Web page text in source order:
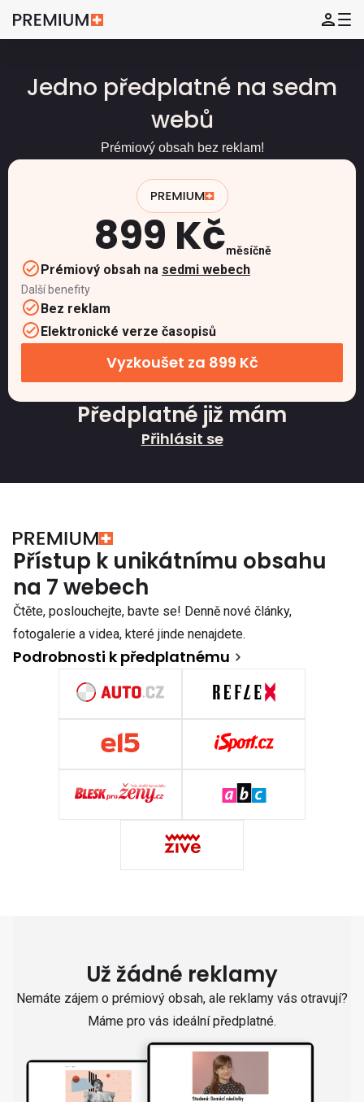
Jedno předplatné na sedm
webů
Prémiový obsah bez reklam!
899 Kčměsíčně
Prémiový obsah na sedmi webech
Další benefity
Bez reklam
Elektronické verze časopisů
Vyzkoušet za 899 Kč
Předplatné již mám
Přihlásit se
Přístup k unikátnímu obsahu
na 7 webech
Čtěte, poslouchejte, bavte se! Denně nové články,
fotogalerie a videa, které jinde nenajdete.
Podrobnosti k předplatnému
Už žádné reklamy
Nemáte zájem o prémiový obsah, ale reklamy vás otravují?
Máme pro vás ideální předplatné.